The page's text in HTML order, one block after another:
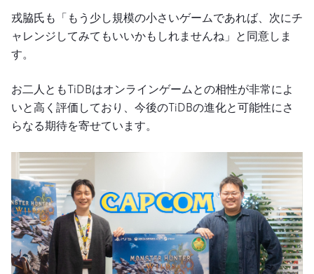
戎脇氏も「もう少し規模の小さいゲームであれば、次にチ
ャレンジしてみてもいいかもしれませんね」と同意しま
す。
お二人ともTiDBはオンラインゲームとの相性が非常によ
いと高く評価しており、今後のTiDBの進化と可能性にさ
らなる期待を寄せています。